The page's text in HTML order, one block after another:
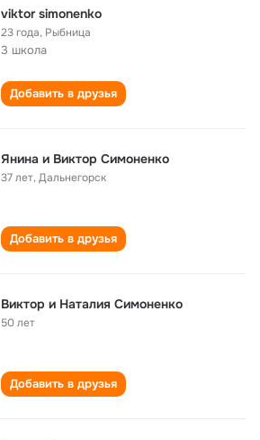
viktor simonenko
23 года, Рыбница
3 школа
Добавить в друзья
Янина и Виктор Симоненко
37 лет,Дальнегорск
Добавить в друзья
Виктор и Наталия Симоненко
50 лет
Добавить в друзья